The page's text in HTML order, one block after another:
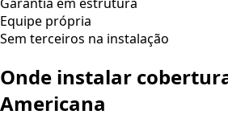
Equipe própria
Sem terceiros na instalação
Onde instalar
Americana